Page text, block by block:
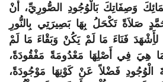
وَصِفَاتِكَ بَالْوُجُودِ الصُّورِيِّ، أَنْ
صَلاَةً تَكْحَلُ بِهَا بَصِيرَتِي بِالنُّورِ
فَنَاءَ مَا لَمْ يَكُنْ وَبَقْاءَ مَا لَمْ
هِيَ فِي أَصْلِهَا مَعْدُومَةً مَفْقُودَةً،
الْوُجُودِ فَضْلاً عَنْ كَوْنِهَا مَوْجُودَةً،